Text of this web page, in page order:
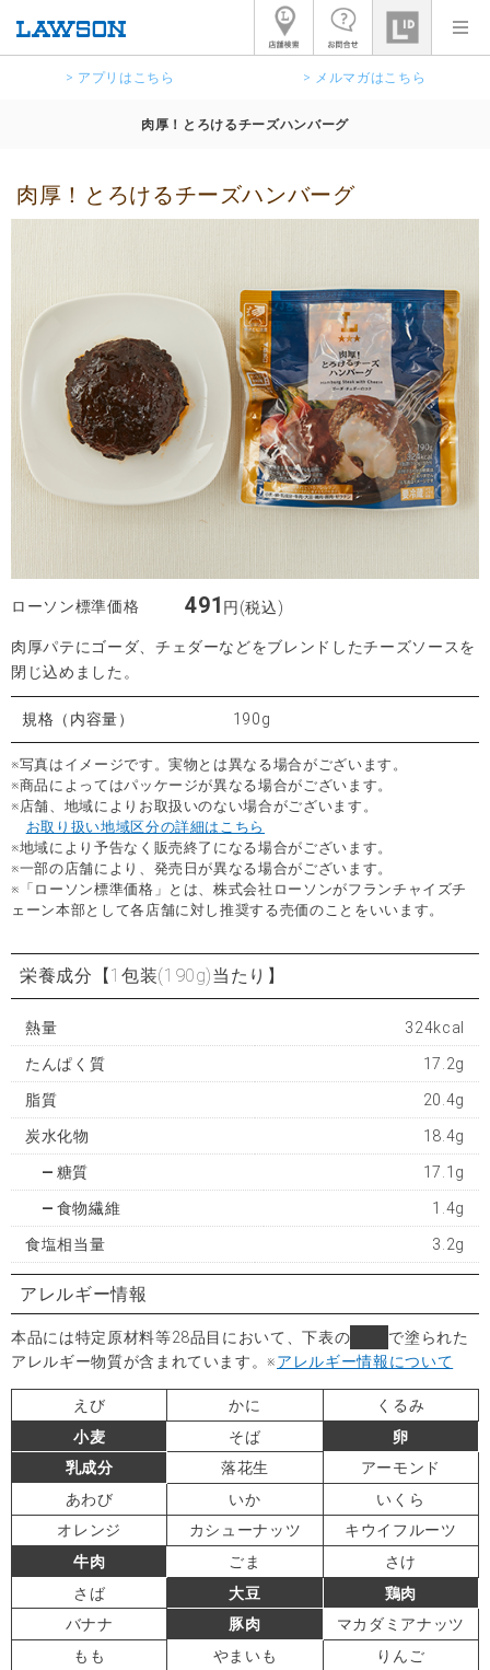
> アプリはこちら > メルマガはこちら
肉厚！とろけるチーズハンバーグ
肉厚！とろけるチーズハンバーグ
ローソン標準価格 491 円(税込)
肉厚パテにゴーダ、チェダーなどをブレンドしたチーズソースを
閉じ込めました。
規格（内容量） 190g
※写真はイメージです。実物とは異なる場合がございます。
※商品によってはパッケージが異なる場合がございます。
※店舗、地域によりお取扱いのない場合がございます。
お取り扱い地域区分の詳細はこちら
※地域により予告なく販売終了になる場合がございます。
※一部の店舗により、発売日が異なる場合がございます。
※「ローソン標準価格」とは、株式会社ローソンがフランチャイズチ
ェーン本部として各店舗に対し推奨する売価のことをいいます。
栄養成分 【1包装(190g)当たり】
熱量 324kcal
たんぱく質 17.2g
脂質 20.4g
炭水化物 18.4g
糖質 17.1g
食物繊維 1.4g
食塩相当量 3.2g
アレルギー情報
本品には特定原材料等28品目において、下表の
で塗られた
アレルギー物質が含まれています。※アレルギー情報について
えび かに
くるみ
小麦
そば
卵
乳成分
落花生
アーモンド
あわび
いか
いくら
オレンジ
カシューナッツ
キウイフルーツ
牛肉
ごま
さけ
さば
大豆
鶏肉
バナナ
豚肉
マカダミアナッツ
もも
やまいも
りんご